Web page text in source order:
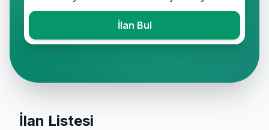
İlan Bul
İlan Listesi